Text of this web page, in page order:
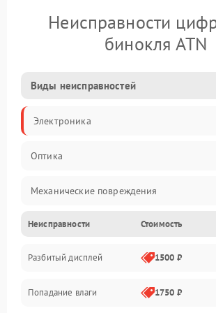
Неисправности
бинокля ATN
Виды неисправностей
Электроника
Оптика
Механические повреждения
Видео
Механика
Управление
Неисправности Стоимость
Разбитый дисплей 1500 ₽
Попадание влаги 1750 ₽